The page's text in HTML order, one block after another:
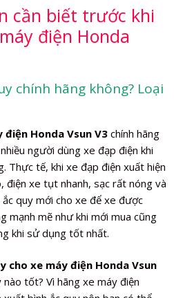
cần biết trước khi
điện Honda
chính hãng không? Loại
Honda Vsun V3 chính hãng
người dùng xe đạp điện khi
Thực tế, khi xe đạp điện xuất hiện
điện xe tụt nhanh, sạc rất nóng và
quy mới cho xe để xe được
mạnh mẽ như khi mới mua cũng
khi sử dụng tốt nhất.
cho xe máy điện Honda Vsun
tốt? Vì hãng xe máy điện